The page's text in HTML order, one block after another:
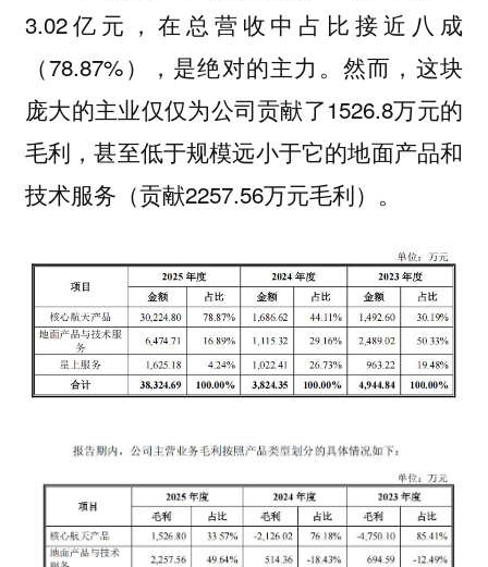
3.02亿元，在总营收中占比接近八成
（78.87%），是绝对的主力。然而，这块
庞大的主业仅仅为公司贡献了1526.8万元的
毛利，甚至低于规模远小于它的地面产品和
技术服务（贡献2257.56万元毛利）。